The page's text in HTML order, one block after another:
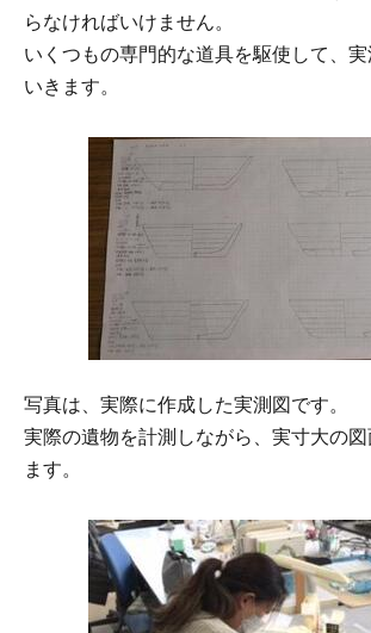
らなければいけません。
いくつもの専門的な道具を駆使して、
いきます。
写真は、実際に作成した実測図です。
実際の遺物を計測しながら、実寸大の
ます。